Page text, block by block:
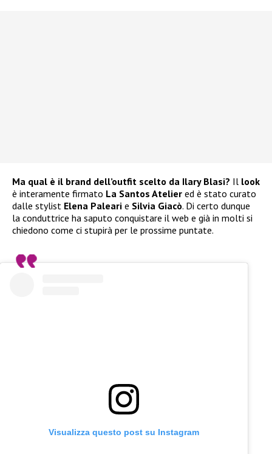
Ma qual è il brand dell’outfit scelto da Ilary Blasi? Il look
è interamente firmato La Santos Atelier ed è stato curato
dalle stylist Elena Paleari e Silvia Giacò. Di certo dunque
la conduttrice ha saputo conquistare il web e già in molti si
chiedono come ci stupirà per le prossime puntate.
Visualizza questo post su Instagram